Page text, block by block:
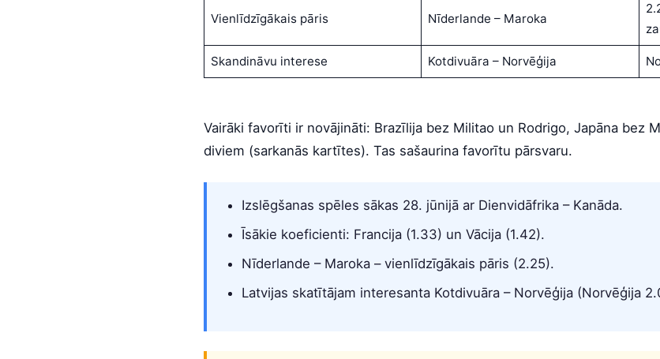
Vienlīdzīgākais pāris Nīderlande – Maroka
Skandināvu interese Kotdivuāra – Norvēģija
Vairāki favorīti ir novājināti: Brazīlija bez Militao un Rodrigo, Japāna bez
diviem (sarkanās kartītes). Tas sašaurina favorītu pārsvaru.
Izslēgšanas spēles sākas 28. jūnijā ar Dienvidāfrika – Kanāda.
Īsākie koeficienti: Francija (1.33) un Vācija (1.42).
Nīderlande – Maroka – vienlīdzīgākais pāris (2.25).
Latvijas skatītājam interesanta Kotdivuāra – Norvēģija (Norvēģija